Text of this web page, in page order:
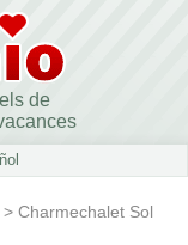
de
> Charmechalet Sol